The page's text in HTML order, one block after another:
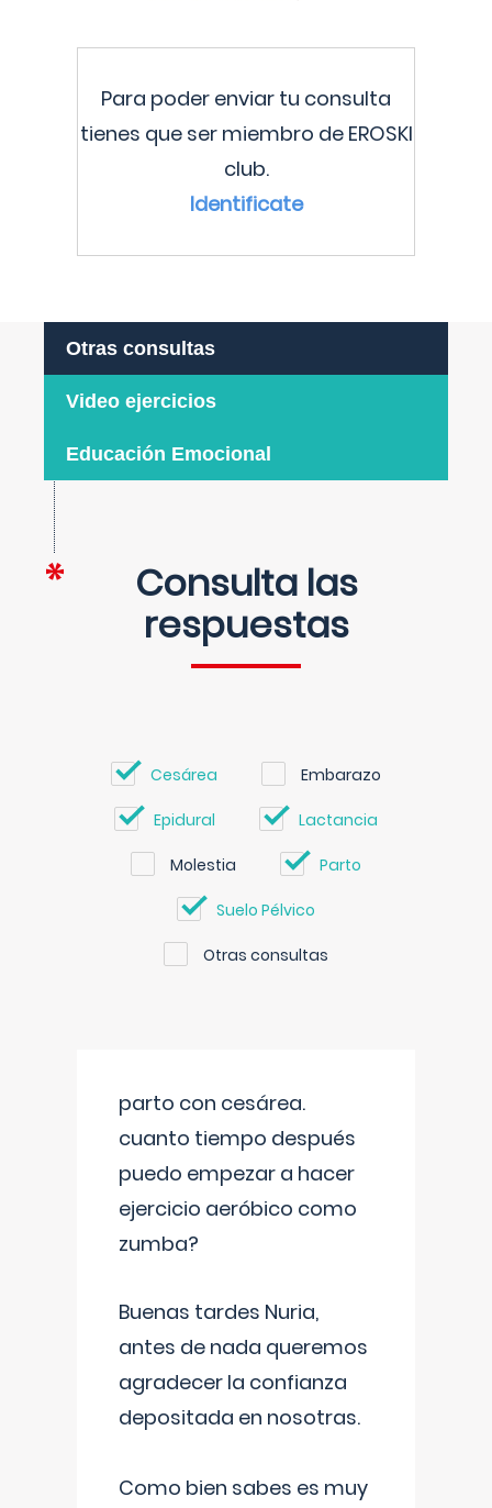
Para poder enviar tu consulta
tienes que ser miembro de EROSKI
club.
Identificate
Otras consultas
Video ejercicios
Educación Emocional
Consulta las
respuestas
Cesárea Embarazo
Epidural Lactancia
Molestia Parto
Suelo Pélvico
Otras consultas
parto con cesárea.
cuanto tiempo después
puedo empezar a hacer
ejercicio aeróbico como
zumba?
Buenas tardes Nuria,
antes de nada queremos
agradecer la confianza
depositada en nosotras.
Como bien sabes es muy